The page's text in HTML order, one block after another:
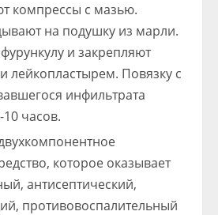
компрессы с мазью.
на подушку из марли.
и закрепляют
лейкопластырем. Повязку с
инфильтрата
часов.
которое оказывает
антисептический,
противовоспалительный